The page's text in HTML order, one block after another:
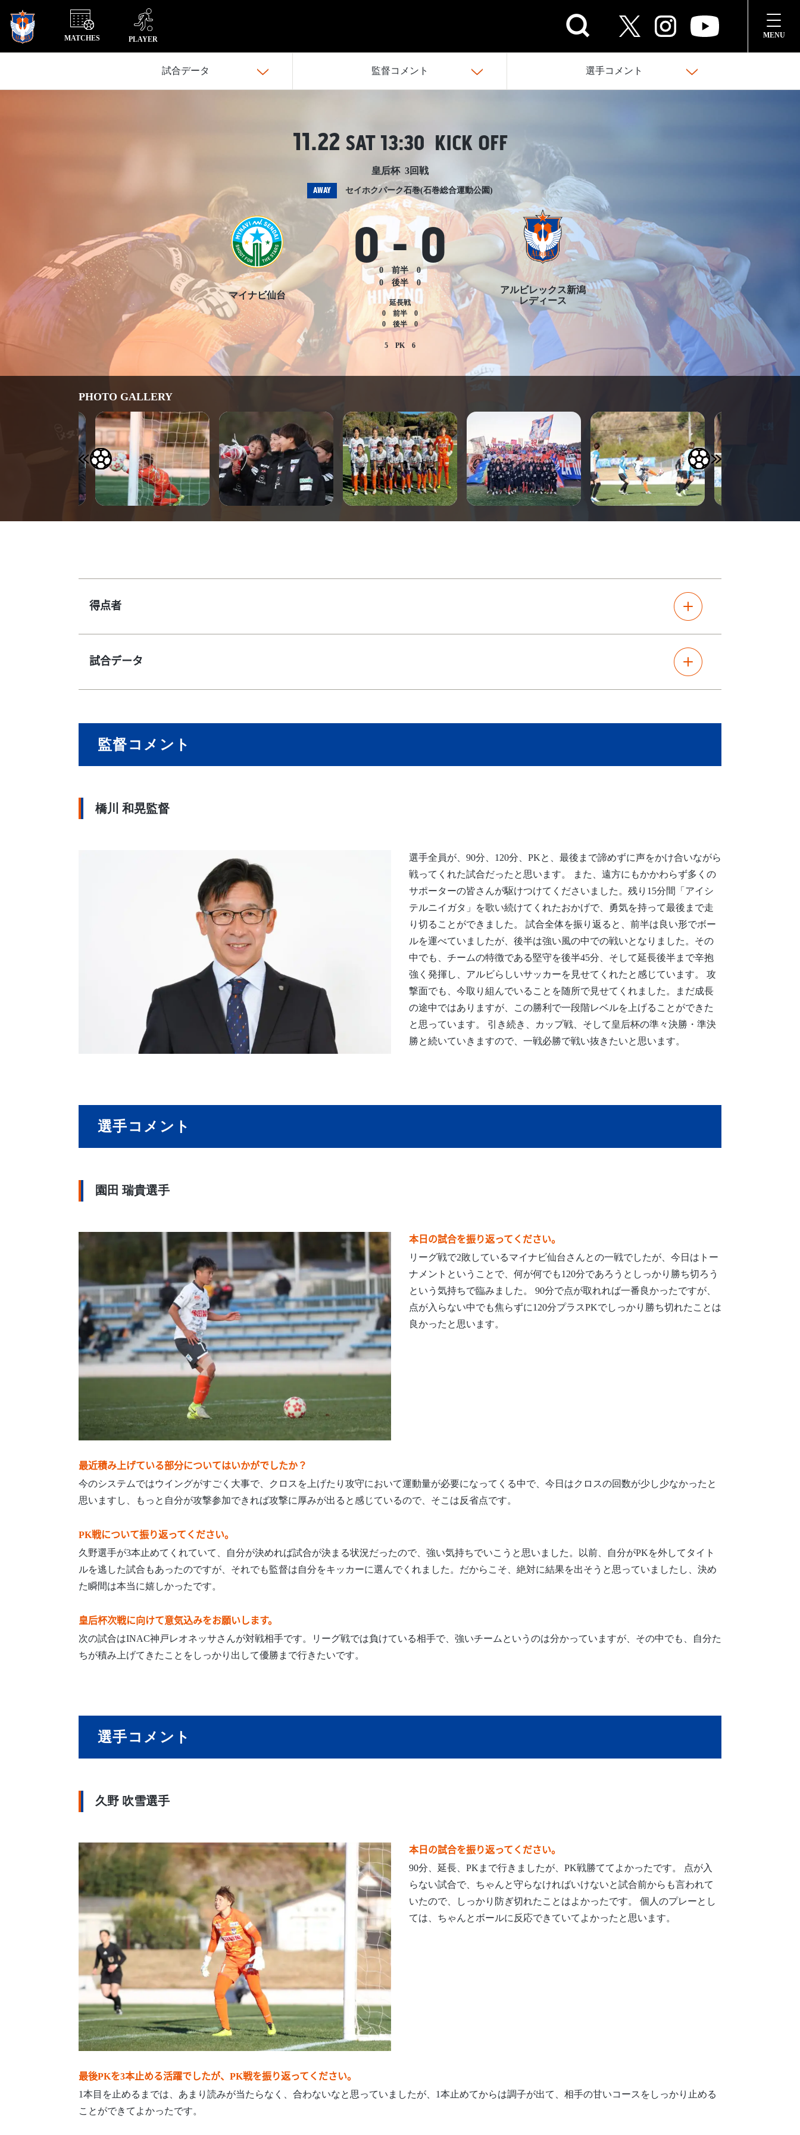
MATCHES PLAYER
試合データ 監督コメント 選手コメント
11.22 SAT 13:30 KICK OFF
皇后杯 3回戦
AWAY
セイホクパーク石巻(石巻総合運動公園)
マイナビ仙台
0-0
アルビレックス新潟
レディース
0 前半
0
0
後半 0
延長戦
0
前半
0
0
後半 0
5 PK 6
PHOTO GALLERY
得点者
試合データ
監督コメント
橋川 和晃監督
選手全員が、90分、120分、PKと、最後まで諦めずに声をかけ合いながら
戦ってくれた試合だったと思います。 また、遠方にもかかわらず多くの
サポーターの皆さんが駆けつけてくださいました。残り15分間「アイシ
テルニイガタ」を歌い続けてくれたおかげで、勇気を持って最後まで走
り切ることができました。 試合全体を振り返ると、前半は良い形でボー
ルを運べていましたが、後半は強い風の中での戦いとなりました。その
中でも、チームの特徴である堅守を後半45分、そして延長後半まで辛抱
強く発揮し、アルビらしいサッカーを見せてくれたと感じています。 攻
撃面でも、今取り組んでいることを随所で見せてくれました。まだ成長
の途中ではありますが、この勝利で一段階レベルを上げることができた
と思っています。 引き続き、カップ戦、そして皇后杯の準々決勝・準決
勝と続いていきますので、一戦必勝で戦い抜きたいと思います。
選手コメント
園田 瑞貴選手
本日の試合を振り返ってください。
リーグ戦で2敗しているマイナビ仙台さんとの一戦でしたが、今日はトー
ナメントということで、何が何でも120分であろうとしっかり勝ち切ろう
という気持ちで臨みました。 90分で点が取れれば一番良かったですが、
点が入らない中でも焦らずに120分プラスPKでしっかり勝ち切れたことは
良かったと思います。
最近積み上げている部分についてはいかがでしたか？
今のシステムではウイングがすごく大事で、クロスを上げたり攻守において運動量が必要になってくる中で、今日はクロスの回数が少し少なかったと
思いますし、もっと自分が攻撃参加できれば攻撃に厚みが出ると感じているので、そこは反省点です。
PK戦について振り返ってください。
久野選手が3本止めてくれていて、自分が決めれば試合が決まる状況だったので、強い気持ちでいこうと思いました。以前、自分がPKを外してタイト
ルを逃した試合もあったのですが、それでも監督は自分をキッカーに選んでくれました。だからこそ、絶対に結果を出そうと思っていましたし、決め
た瞬間は本当に嬉しかったです。
皇后杯次戦に向けて意気込みをお願いします。
次の試合はINAC神戸レオネッサさんが対戦相手です。リーグ戦では負けている相手で、強いチームというのは分かっていますが、その中でも、自分た
ちが積み上げてきたことをしっかり出して優勝まで行きたいです。
選手コメント
久野 吹雪選手
本日の試合を振り返ってください。
90分、延長、PKまで行きましたが、PK戦勝ててよかったです。 点が入
らない試合で、ちゃんと守らなければいけないと試合前からも言われて
いたので、しっかり防ぎ切れたことはよかったです。 個人のプレーとし
ては、ちゃんとボールに反応できていてよかったと思います。
最後PKを3本止める活躍でしたが、PK戦を振り返ってください。
1本目を止めるまでは、あまり読みが当たらなく、合わないなと思っていましたが、1本止めてからは調子が出て、相手の甘いコースをしっかり止める
ことができてよかったです。